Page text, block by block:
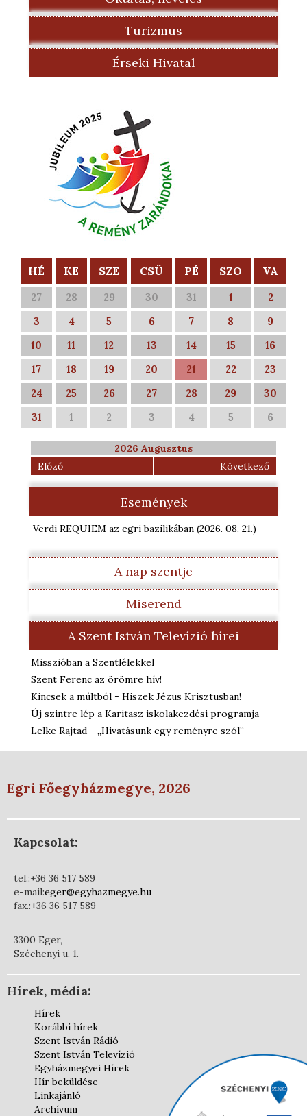
Turizmus
Érseki Hivatal
HÉ KE SZE CSÜ PÉ SZO VA
27 28 29 30 31 1
2
3
4 5 6 7 8
9
10
11 12 13 14 15
16
17
18 19 20 21 22
23
24
25 26 27 28 29
30
31
1 2 3 4 5 6
2026 Augusztus
Előző
Következő
Események
Verdi REQUIEM az egri bazilikában (2026. 08. 21.)
A nap szentje
Miserend
A Szent István Televízió hírei
Misszióban a Szentlélekkel
Szent Ferenc az örömre hív!
Kincsek a múltból - Hiszek Jézus Krisztusban!
Új szintre lép a Karitasz iskolakezdési programja
Lelke Rajtad - „Hivatásunk egy reményre szól”
Egri Főegyházmegye, 2026
Kapcsolat:
tel.:+36 36 517 589
e-mail:eger@egyhazmegye.hu
fax.:+36 36 517 589
3300 Eger,
Széchenyi u. 1.
Hírek, média:
Hírek
Korábbi hírek
Szent István Rádió
Szent István Televízió
Egyházmegyei Hírek
Hír beküldése
Linkajánló
Archívum